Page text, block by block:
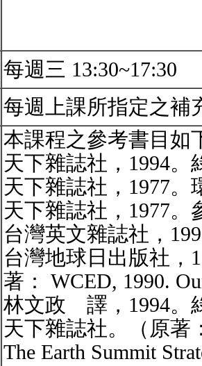
每週三 13:30~17:30
每週上課所指定之補
本課程之參考書目如
天下雜誌社，1994。
天下雜誌社，1977。
天下雜誌社，1977。
台灣英文雜誌社，
台灣地球日出版社，
著： WCED, 1990.
林文政 譯，1994。
天下雜誌社。（原著
The Earth Summit